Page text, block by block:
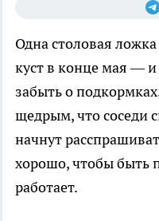
Одна столовая
куст в конце мая —
забыть о
щедрым, что соседи
начнут
хорошо, чтобы быть
работает.